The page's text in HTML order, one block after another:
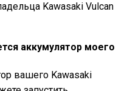
Kawasaki Vulcan
аккумулятор моего
вашего Kawasaki